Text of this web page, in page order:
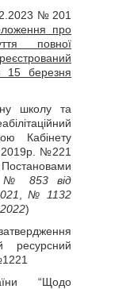
№ 201
про
повної
15 березня
школу та
Кабінету
2019р. №221
Постановами
№ 853 від
№ 1132
)
ресурсний
“Щодо